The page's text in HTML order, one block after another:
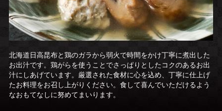
北海道日高昆布と鶏のガラから弱火で時間をかけ丁寧に煮出した
お出汁です。鶏がらを使うことでさっぱりとしたコクのあるお出
汁にしあげています。厳選された食材に心を込め、丁寧に仕上げ
たお料理をお召し上がりください。食して喜んでいただけるよう
なおもてなしに努めてまいります。